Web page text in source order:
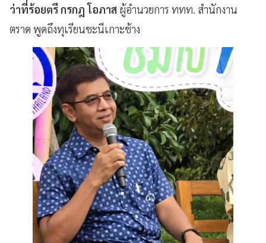
ว่าที่ร้อยตรี กรกฎ โอภาส ผู้อำนวยการ ททท. สำนักงาน
ตราด พูดถึงทุเรียนชะนีเกาะช้าง